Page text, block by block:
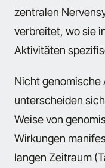
zentralen
verbreitet, wo sie
Aktivitäten
Nicht genomische
unterscheiden
Weise von
Wirkungen
langen Zeitraum